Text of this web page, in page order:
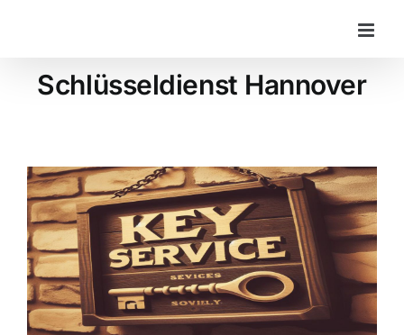
Schlüsseldienst Hannover